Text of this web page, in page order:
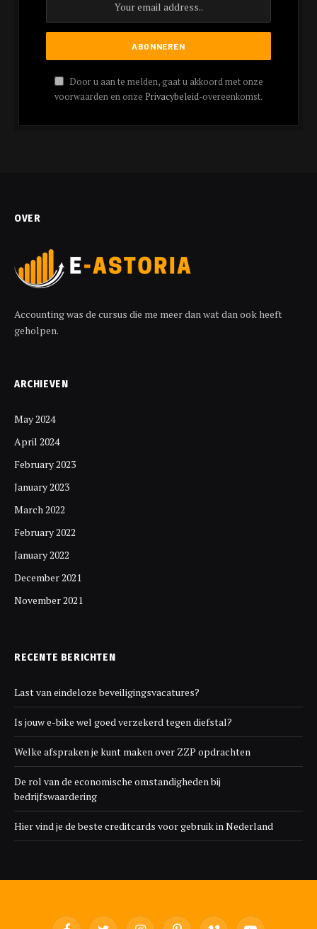
Door u aan te melden, gaat u akkoord met onze
voorwaarden en onze Privacybeleid-overeenkomst.
OVER
Accounting was de cursus die me meer dan wat dan ook heeft
geholpen.
ARCHIEVEN
May 2024
April 2024
February 2023
January 2023
March 2022
February 2022
January 2022
December 2021
November 2021
RECENTE BERICHTEN
Last van eindeloze beveiligingsvacatures?
Is jouw e-bike wel goed verzekerd tegen diefstal?
Welke afspraken je kunt maken over ZZP opdrachten
De rol van de economische omstandigheden bij
bedrijfswaardering
Hier vind je de beste creditcards voor gebruik in Nederland